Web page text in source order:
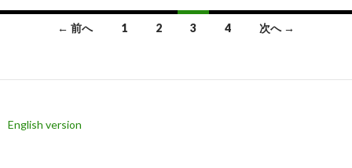
ナ
ゲ
← 前へ 1 2 3 4 次へ →
English version